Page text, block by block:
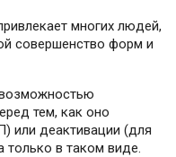
многих людей,
совершенство форм и
тем, как оно
или деактивации (для
в таком виде.